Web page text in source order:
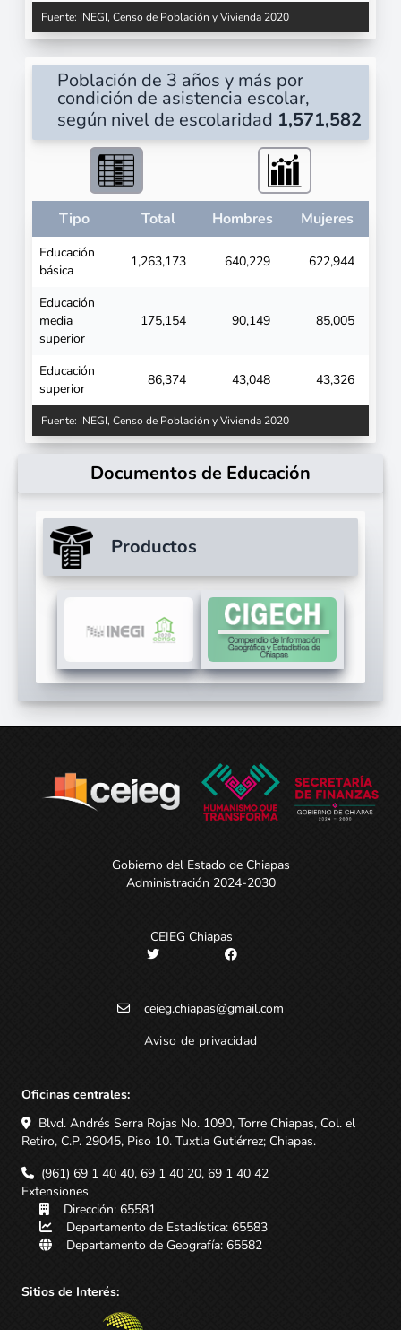
Fuente: INEGI, Censo de Población y Vivienda 2020
Población de 3 años y más por
condición de asistencia escolar,
según nivel de escolaridad 1,571,582
Tipo Total Hombres Mujeres
Educación
básica
1,263,173 640,229 622,944
Educación
media
superior
175,154 90,149 85,005
Educación
superior
86,374 43,048 43,326
Fuente: INEGI, Censo de Población y Vivienda 2020
Documentos de Educación
Productos
Gobierno del Estado de Chiapas
Administración 2024-2030
CEIEG Chiapas
ceieg.chiapas@gmail.com
Aviso de privacidad
Oficinas centrales:
Blvd. Andrés Serra Rojas No. 1090, Torre Chiapas, Col. el
Retiro, C.P. 29045, Piso 10. Tuxtla Gutiérrez; Chiapas.
(961) 69 1 40 40, 69 1 40 20, 69 1 40 42
Extensiones
Dirección: 65581
Departamento de Estadística: 65583
Departamento de Geografía: 65582
Sitios de Interés: